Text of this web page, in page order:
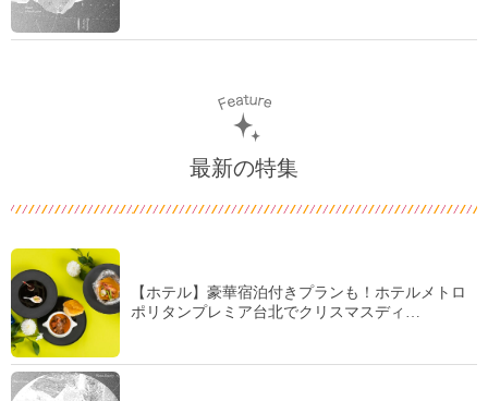
最新の特集
【ホテル】豪華宿泊付きプランも！ホテルメトロ
ポリタンプレミア台北でクリスマスディ…